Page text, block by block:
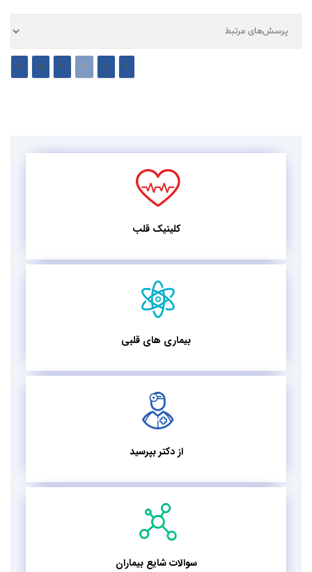
1
2
3
4
5
6
کلینیک قلب
بیماری های قلبی
از دکتر بپرسید
سوالات شایع بیماران